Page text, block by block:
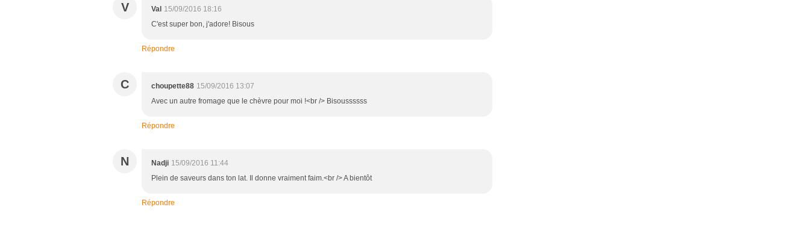
V Val 15/09/2016 18:16
C'est super bon, j'adore! Bisous
Répondre
C choupette88 15/09/2016 13:07
Avec un autre fromage que le chèvre pour moi !<br /> Bisoussssss
Répondre
N Nadji 15/09/2016 11:44
Plein de saveurs dans ton lat. Il donne vraiment faim.<br /> A bientôt
Répondre